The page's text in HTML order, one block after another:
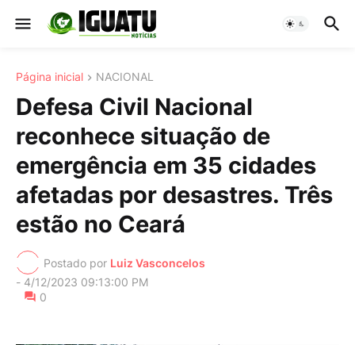
Página inicial NACIONAL
Defesa Civil Nacional
reconhece situação de
emergência em 35 cidades
afetadas por desastres. Três
estão no Ceará
Postado por Luiz Vasconcelos
- 4/12/2023 09:13:00 PM
0